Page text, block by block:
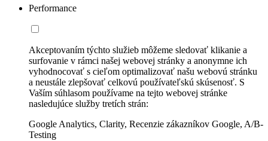
Performance
Akceptovaním týchto služieb môžeme sledovať klikanie a
surfovanie v rámci našej webovej stránky a anonymne ich
vyhodnocovať s cieľom optimalizovať našu webovú stránku
a neustále zlepšovať celkovú používateľskú skúsenosť. S
Vaším súhlasom používame na tejto webovej stránke
nasledujúce služby tretích strán:
Google Analytics, Clarity, Recenzie zákazníkov Google, A/B-
Testing